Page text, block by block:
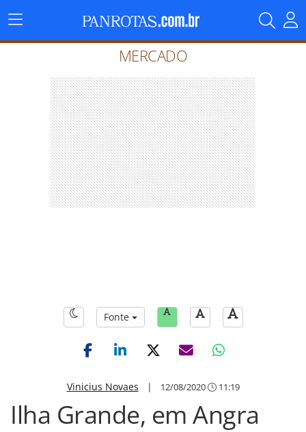
Menu
Principal
MERCADO
Fonte
Vinicius Novaes | 12/08/2020 11:19
Ilha Grande, em Angra